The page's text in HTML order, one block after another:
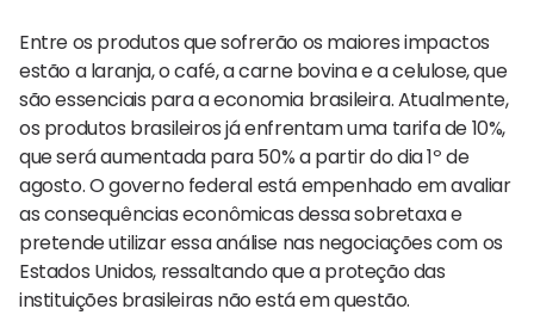
Entre os produtos que sofrerão os maiores impactos
estão a laranja, o café, a carne bovina e a celulose, que
são essenciais para a economia brasileira. Atualmente,
os produtos brasileiros já enfrentam uma tarifa de 10%,
que será aumentada para 50% a partir do dia 1º de
agosto. O governo federal está empenhado em avaliar
as consequências econômicas dessa sobretaxa e
pretende utilizar essa análise nas negociações com os
Estados Unidos, ressaltando que a proteção das
instituições brasileiras não está em questão.